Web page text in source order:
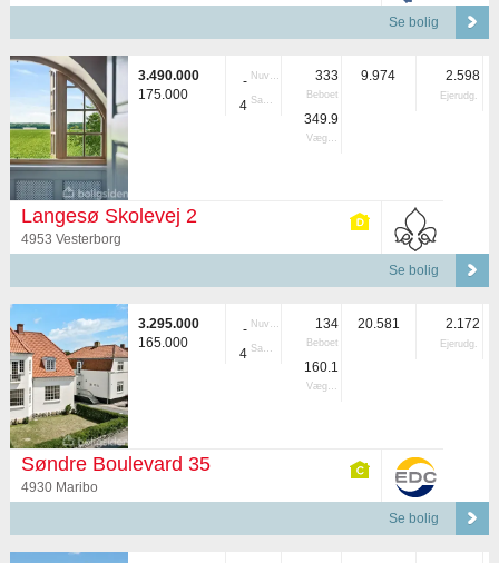
Se bolig
3.490.000
175.000
- Nuvær.
4 Samlet
333
Beboet
349.9
Vægtet
9.974 2.598
Ejerudg.
Langesø Skolevej 2
4953 Vesterborg
Se bolig
3.295.000
165.000
- Nuvær.
4 Samlet
134
Beboet
160.1
Vægtet
20.581 2.172
Ejerudg.
Søndre Boulevard 35
4930 Maribo
Se bolig